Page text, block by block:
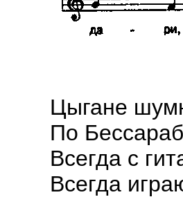
Цыгане
По
Всегда с
Всегда